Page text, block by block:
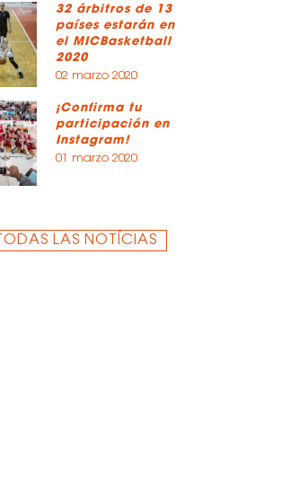
32 árbitros de 13
países estarán en
el MICBasketball
2020
02 marzo 2020
¡Confirma tu
participación en
Instagram!
01 marzo 2020
TODAS LAS NOTÍCIAS